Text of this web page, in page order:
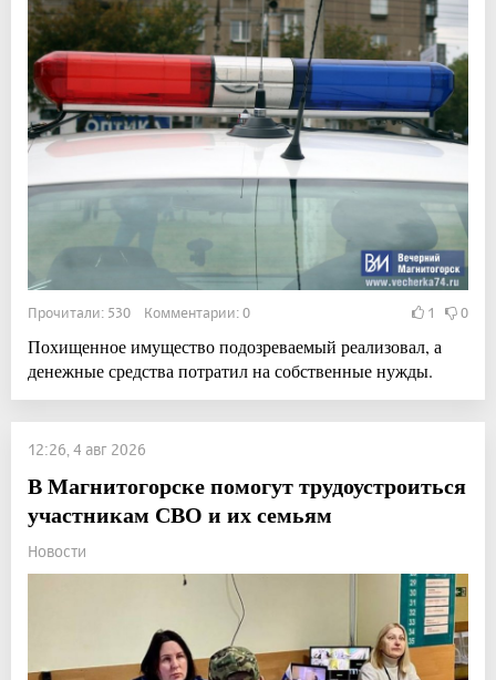
Прочитали: 530 Комментарии: 0 1 0
Похищенное имущество подозреваемый реализовал, а
денежные средства потратил на собственные нужды.
12:26, 4 авг 2026
В Магнитогорске помогут трудоустроиться
участникам СВО и их семьям
Новости